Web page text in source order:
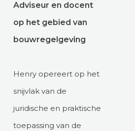
Adviseur en docent
op het gebied van
bouwregelgeving
Henry opereert op het
snijvlak van de
juridische en praktische
toepassing van de